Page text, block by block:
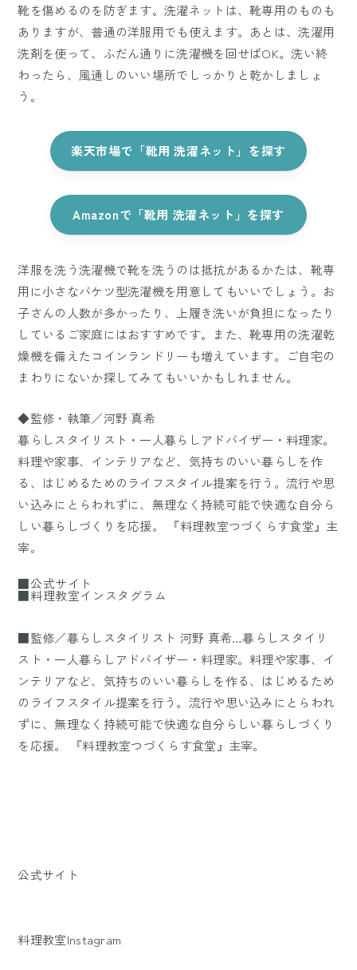
靴を傷めるのを防ぎます。洗濯ネットは、靴専用のものも
ありますが、普通の洋服用でも使えます。あとは、洗濯用
洗剤を使って、ふだん通りに洗濯機を回せばOK。洗い終
わったら、風通しのいい場所でしっかりと乾かしましょ
う。
楽天市場で「靴用 洗濯ネット」を探す
Amazonで「靴用 洗濯ネット」を探す
洋服を洗う洗濯機で靴を洗うのは抵抗があるかたは、靴専
用に小さなバケツ型洗濯機を用意してもいいでしょう。お
子さんの人数が多かったり、上履き洗いが負担になったり
しているご家庭にはおすすめです。また、靴専用の洗濯乾
燥機を備えたコインランドリーも増えています。ご自宅の
まわりにないか探してみてもいいかもしれません。
◆監修・執筆／河野 真希
暮らしスタイリスト・一人暮らしアドバイザー・料理家。
料理や家事、インテリアなど、気持ちのいい暮らしを作
る、はじめるためのライフスタイル提案を行う。流行や思
い込みにとらわれずに、無理なく持続可能で快適な自分ら
しい暮らしづくりを応援。 『料理教室つづくらす食堂』主
宰。
■公式サイト
■料理教室インスタグラム
■監修／暮らしスタイリスト 河野 真希…暮らしスタイリ
スト・一人暮らしアドバイザー・料理家。料理や家事、イ
ンテリアなど、気持ちのいい暮らしを作る、はじめるため
のライフスタイル提案を行う。流行や思い込みにとらわれ
ずに、無理なく持続可能で快適な自分らしい暮らしづくり
を応援。 『料理教室つづくらす食堂』主宰。
公式サイト
料理教室Instagram